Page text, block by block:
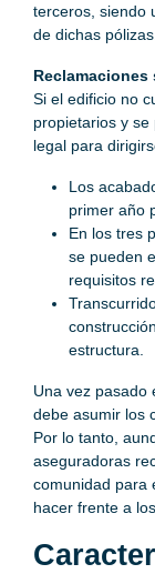
terceros, siendo
de dichas pólizas.
Si el edificio no
propietarios y
legal para
Los
primer año
En los tres
se pueden
requisitos
estructura.
Una vez pasado
debe asumir los
Por lo tanto,
aseguradoras
comunidad para
hacer frente a